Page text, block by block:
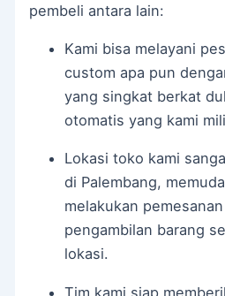
pembeli antara lain:
Kami bisa melayani
custom apa pun
yang singkat berkat
otomatis yang kami
Lokasi toko kami
di Palembang,
melakukan
pengambilan barang
lokasi.
Tim kami siap